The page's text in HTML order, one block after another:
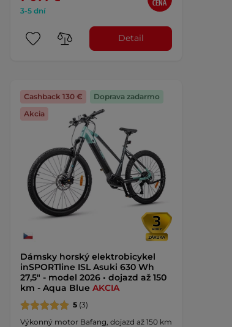
3-5 dní
CENA
Detail
Cashback 130 €
Doprava zadarmo
Akcia
Dámsky horský elektrobicykel
inSPORTline ISL Asuki 630 Wh
27,5" - model 2026 • dojazd až 150
km - Aqua Blue AKCIA
5(3)
Výkonný motor Bafang, dojazd až 150 km